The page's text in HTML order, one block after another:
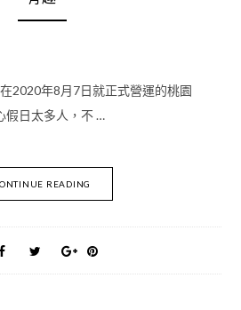
2020年8月7日就正式營運的桃園
假日太多人，不 …
READING